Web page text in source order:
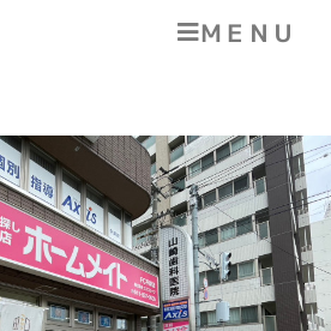
ＭＥＮＵ